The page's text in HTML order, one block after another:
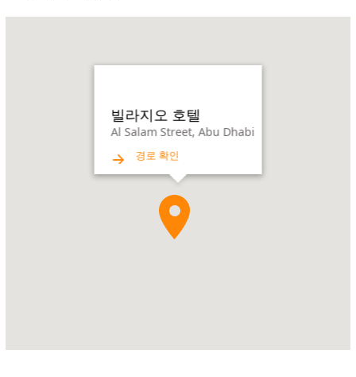
빌라지오 호텔
Al Salam Street, Abu Dhabi
경로 확인